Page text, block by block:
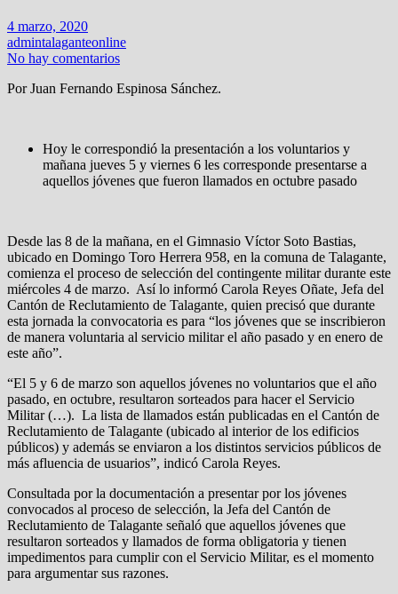
4 marzo, 2020
admintalaganteonline
No hay comentarios
Por Juan Fernando Espinosa Sánchez.
Hoy le correspondió la presentación a los voluntarios y
mañana jueves 5 y viernes 6 les corresponde presentarse a
aquellos jóvenes que fueron llamados en octubre pasado
Desde las 8 de la mañana, en el Gimnasio Víctor Soto Bastias,
ubicado en Domingo Toro Herrera 958, en la comuna de Talagante,
comienza el proceso de selección del contingente militar durante este
miércoles 4 de marzo. Así lo informó Carola Reyes Oñate, Jefa del
Cantón de Reclutamiento de Talagante, quien precisó que durante
esta jornada la convocatoria es para “los jóvenes que se inscribieron
de manera voluntaria al servicio militar el año pasado y en enero de
este año”.
“El 5 y 6 de marzo son aquellos jóvenes no voluntarios que el año
pasado, en octubre, resultaron sorteados para hacer el Servicio
Militar (…). La lista de llamados están publicadas en el Cantón de
Reclutamiento de Talagante (ubicado al interior de los edificios
públicos) y además se enviaron a los distintos servicios públicos de
más afluencia de usuarios”, indicó Carola Reyes.
Consultada por la documentación a presentar por los jóvenes
convocados al proceso de selección, la Jefa del Cantón de
Reclutamiento de Talagante señaló que aquellos jóvenes que
resultaron sorteados y llamados de forma obligatoria y tienen
impedimentos para cumplir con el Servicio Militar, es el momento
para argumentar sus razones.